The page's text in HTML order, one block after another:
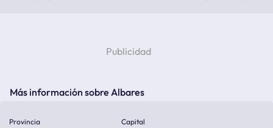
Más información sobre Albares
Provincia Capital